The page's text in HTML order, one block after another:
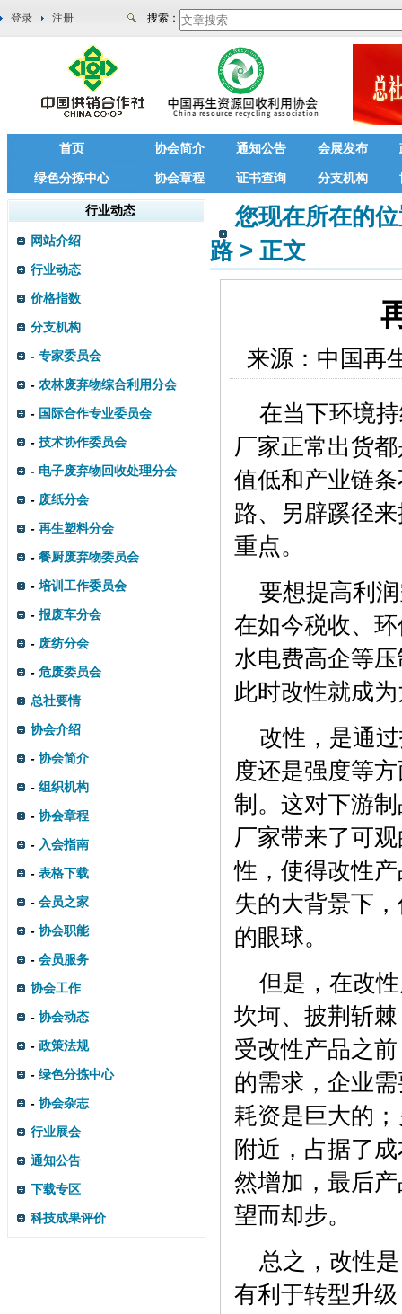
登录 注册 搜索：
首页 协会简介 通知公告 会展发布
绿色分拣中心 协会章程 证书查询 分支机构
行业动态
网站介绍
行业动态
价格指数
分支机构
- 专家委员会
- 农林废弃物综合利用分会
- 国际合作专业委员会
- 技术协作委员会
- 电子废弃物回收处理分会
- 废纸分会
- 再生塑料分会
- 餐厨废弃物委员会
-培训工作委员会
- 报废车分会
- 废纺分会
- 危废委员会
总社要情
协会介绍
- 协会简介
- 组织机构
- 协会章程
- 入会指南
- 表格下载
- 会员之家
- 协会职能
- 会员服务
协会工作
- 协会动态
- 政策法规
- 绿色分拣中心
- 协会杂志
行业展会
通知公告
下载专区
科技成果评价
您现在所在的
路 > 正文
来源： 中国再
在当下环境持
厂家正常出货
值低和产业链
路、另辟蹊径
重点。
要想提高利
在如今税收、
水电费高企等
此时改性就成
改性，是通
度还是强度等
制。这对下游
厂家带来了可
性，使得改性
失的大背景下
的眼球。
但是，在改
坎坷、披荆斩
受改性产品之
的需求，企业
耗资是巨大的
附近，占据了
然增加，最后
望而却步。
总之，改性
有利于转型升